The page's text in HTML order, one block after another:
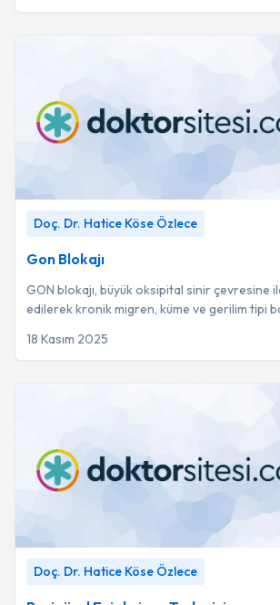
Doç. Dr. Hatice Köse Özlece
Gon Blokajı
GON blokajı, büyük oksipital sinir çevresine
edilerek kronik migren, küme ve gerilim tipi
18 Kasım 2025
Doç. Dr. Hatice Köse Özlece